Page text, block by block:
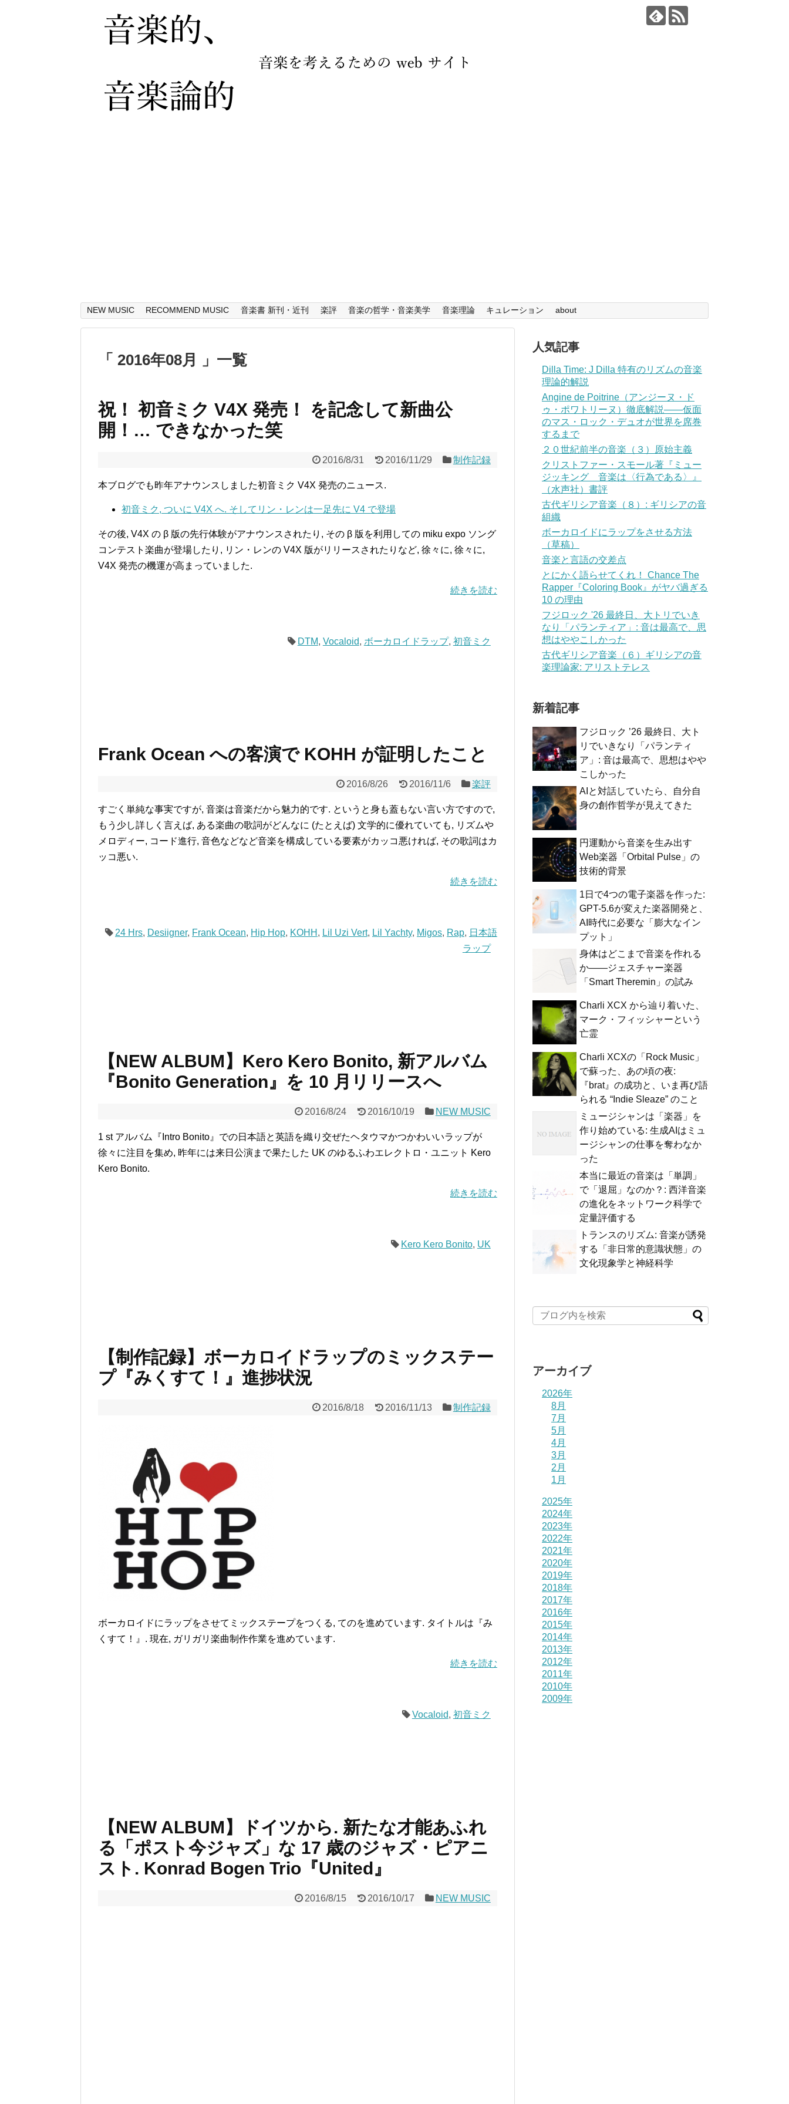
NEW MUSIC RECOMMEND MUSIC 音楽書 新刊・近刊 楽評 音楽の哲学・音楽美学 音楽理論 キュレーション about
「 2016年08月 」一覧
祝！ 初音ミク V4X 発売！ を記念して新曲公
開！… できなかった笑
2016/8/31 2016/11/29 制作記録
本ブログでも昨年アナウンスしました初音ミク V4X 発売のニュース.
初音ミク, ついに V4X へ. そしてリン・レンは一足先に V4 で登場
その後, V4X の β 版の先行体験がアナウンスされたり, その β 版を利用しての miku expo ソング
コンテスト楽曲が登場したり, リン・レンの V4X 版がリリースされたりなど, 徐々に, 徐々に,
V4X 発売の機運が高まっていました.
続きを読む
DTM, Vocaloid, ボーカロイドラップ, 初音ミク
Frank Ocean への客演で KOHH が証明したこと
2016/8/26 2016/11/6 楽評
すごく単純な事実ですが, 音楽は音楽だから魅力的です. というと身も蓋もない言い方ですので,
もう少し詳しく言えば, ある楽曲の歌詞がどんなに (たとえば) 文学的に優れていても, リズムや
メロディー, コード進行, 音色などなど音楽を構成している要素がカッコ悪ければ, その歌詞はカ
ッコ悪い.
続きを読む
24 Hrs, Desiigner, Frank Ocean, Hip Hop, KOHH , Lil Uzi Vert, Lil Yachty, Migos, Rap, 日本語
ラップ
【NEW ALBUM】Kero Kero Bonito, 新アルバム
『Bonito Generation』を 10 月リリースへ
2016/8/24 2016/10/19 NEW MUSIC
1 st アルバム『Intro Bonito』での日本語と英語を織り交ぜたヘタウマかつかわいいラップが
徐々に注目を集め, 昨年には来日公演まで果たした UK のゆるふわエレクトロ・ユニット Kero
Kero Bonito.
続きを読む
Kero Kero Bonito, UK
【制作記録】ボーカロイドラップのミックステー
プ『みくすて！』進捗状況
2016/8/18 2016/11/13 制作記録
ボーカロイドにラップをさせてミックステープをつくる, てのを進めています. タイトルは『み
くすて！』. 現在, ガリガリ楽曲制作作業を進めています.
続きを読む
Vocaloid, 初音ミク
【NEW ALBUM】ドイツから. 新たな才能あふれ
る「ポスト今ジャズ」な 17 歳のジャズ・ピアニ
スト. Konrad Bogen Trio『United』
2016/8/15 2016/10/17 NEW MUSIC
人気記事
Dilla Time: J Dilla 特有のリズムの音楽
理論的解説
Angine de Poitrine（アンジーヌ・ド
ゥ・ポワトリーヌ）徹底解説——仮面
のマス・ロック・デュオが世界を席巻
するまで
２０世紀前半の音楽（３）原始主義
クリストファー・スモール著『ミュー
ジッキング 音楽は〈行為である〉』
（水声社）書評
古代ギリシア音楽（８）: ギリシアの音
組織
ボーカロイドにラップをさせる方法
（草稿）
音楽と言語の交差点
とにかく語らせてくれ！ Chance The
Rapper『Coloring Book』がヤバ過ぎる
10 の理由
フジロック '26 最終日、大トリでいき
なり「パランティア」: 音は最高で、思
想はややこしかった
古代ギリシア音楽（６）ギリシアの音
楽理論家: アリストテレス
新着記事
フジロック ’26 最終日、大ト
リでいきなり「パランティ
ア」: 音は最高で、思想はやや
こしかった
AIと対話していたら、自分自
身の創作哲学が見えてきた
円運動から音楽を生み出す
Web楽器「Orbital Pulse」の
技術的背景
1日で4つの電子楽器を作った:
GPT-5.6が変えた楽器開発と、
AI時代に必要な「膨大なイン
プット」
身体はどこまで音楽を作れる
か——ジェスチャー楽器
「Smart Theremin」の試み
Charli XCX から辿り着いた、
マーク・フィッシャーという
亡霊
Charli XCXの「Rock Music」
で蘇った、あの頃の夜:
『brat』の成功と、いま再び語
られる “Indie Sleaze” のこと
ミュージシャンは「楽器」を
作り始めている: 生成AIはミュ
ージシャンの仕事を奪わなか
った
本当に最近の音楽は「単調」
で「退屈」なのか？: 西洋音楽
の進化をネットワーク科学で
定量評価する
トランスのリズム: 音楽が誘発
する「非日常的意識状態」の
文化現象学と神経科学
アーカイブ
2026年
8月
7月
5月
4月
3月
2月
1月
2025年
2024年
2023年
2022年
2021年
2020年
2019年
2018年
2017年
2016年
2015年
2014年
2013年
2012年
2011年
2010年
2009年